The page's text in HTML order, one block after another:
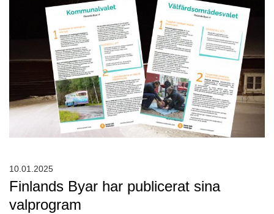
Finlands Byar har publicerat sina
valprogram
10.01.2025